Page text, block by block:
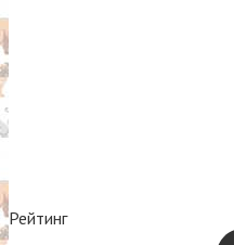
Рейтинг